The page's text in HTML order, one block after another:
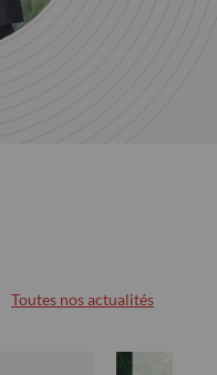
Toutes nos actualités